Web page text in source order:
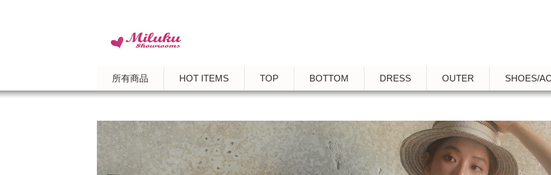
所有商品 HOT ITEMS TOP BOTTOM DRESS OUTER SHOES/